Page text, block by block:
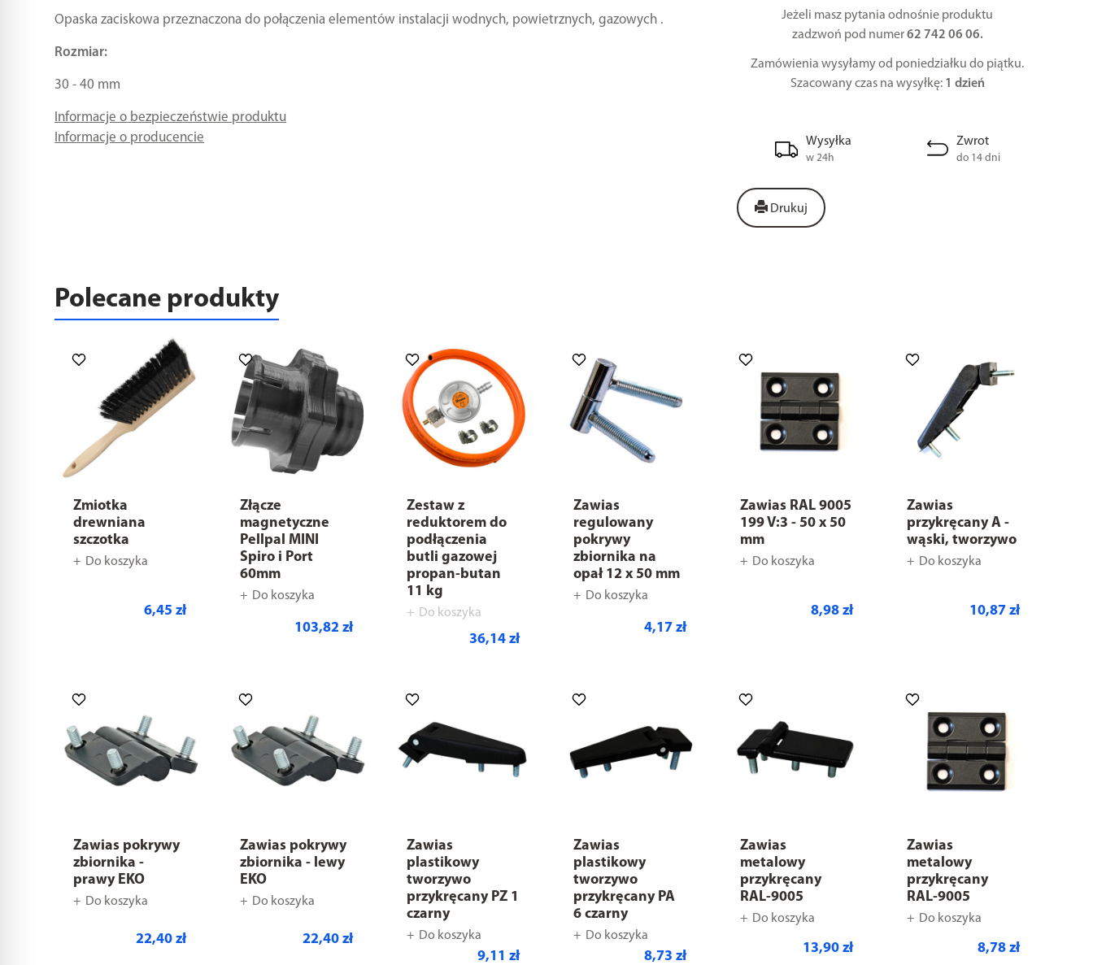
Jeżeli masz pytania odnośnie produktu
zadzwoń pod numer62 742 06 06.
Zamówienia wysyłamy od poniedziałku do piątku.
Szacowany czas na wysyłkę: 1 dzień
Wysyłka
w 24h
Zwrot
do 14 dni
Drukuj
Opaska zaciskowa przeznaczona do połączenia elementów instalacji wodnych, powietrznych, gazowych .
Rozmiar:
30 - 40 mm
Informacje o bezpieczeństwie produktu
Informacje o producencie
Polecane produkty
Zmiotka
drewniana
szczotka
Do koszyka
6,45 zł
Złącze
magnetyczne
Pellpal MINI
Spiro i Port
60mm
Do koszyka
103,82 zł
Zestaw z
reduktorem do
podłączenia
butli gazowej
propan-butan
11 kg
Do koszyka
36,14 zł
Zawias
regulowany
pokrywy
zbiornika na
opał 12 x 50 mm
Do koszyka
4,17 zł
Zawias RAL 9005
199 V:3 - 50 x 50
mm
Do koszyka
8,98 zł
Zawias
przykręcany A -
wąski, tworzywo
Do koszyka
10,87 zł
Zawias pokrywy
zbiornika -
prawy EKO
Do koszyka
22,40 zł
Zawias pokrywy
zbiornika - lewy
EKO
Do koszyka
22,40 zł
Zawias
plastikowy
tworzywo
przykręcany PZ 1
czarny
Do koszyka
9,11 zł
Zawias
plastikowy
tworzywo
przykręcany PA
6 czarny
Do koszyka
8,73 zł
Zawias
metalowy
przykręcany
RAL-9005
Do koszyka
13,90 zł
Zawias
metalowy
przykręcany
RAL-9005
Do koszyka
8,78 zł